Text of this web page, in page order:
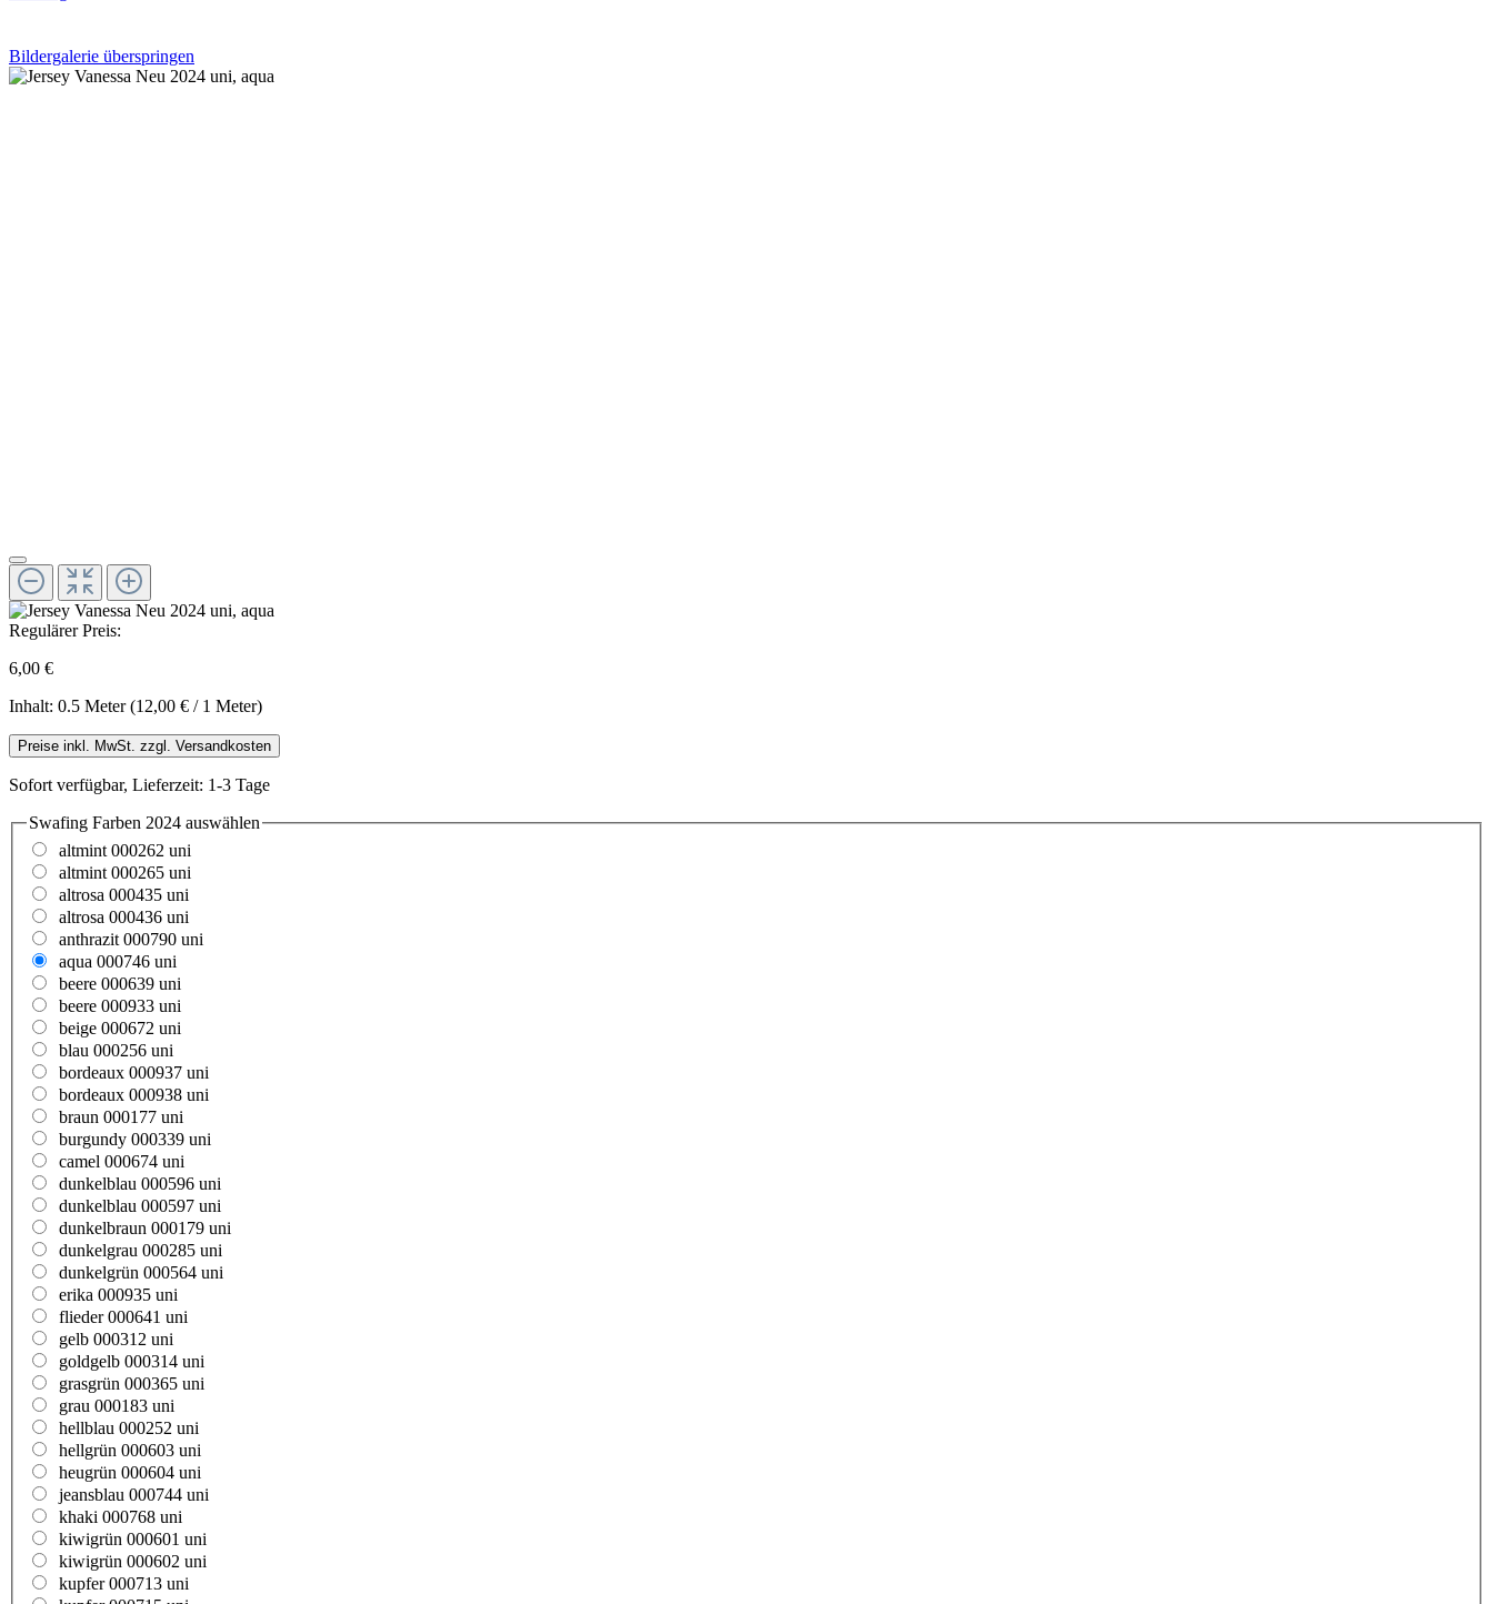
Bildergalerie überspringen
Regulärer Preis:
6,00 €
Inhalt: 0.5 Meter(12,00 € / 1 Meter)
Preise inkl. MwSt. zzgl. Versandkosten
Sofort verfügbar, Lieferzeit: 1-3 Tage
Swafing Farben 2024 auswählen
altmint 000262 uni
altmint 000265 uni
altrosa 000435 uni
altrosa 000436 uni
anthrazit 000790 uni
aqua 000746 uni
beere 000639 uni
beere 000933 uni
beige 000672 uni
blau 000256 uni
bordeaux 000937 uni
bordeaux 000938 uni
braun 000177 uni
burgundy 000339 uni
camel 000674 uni
dunkelblau 000596 uni
dunkelblau 000597 uni
dunkelbraun 000179 uni
dunkelgrau 000285 uni
dunkelgrün 000564 uni
erika 000935 uni
flieder 000641 uni
gelb 000312 uni
goldgelb 000314 uni
grasgrün 000365 uni
grau 000183 uni
hellblau 000252 uni
hellgrün 000603 uni
heugrün 000604 uni
jeansblau 000744 uni
khaki 000768 uni
kiwigrün 000601 uni
kiwigrün 000602 uni
kupfer 000713 uni